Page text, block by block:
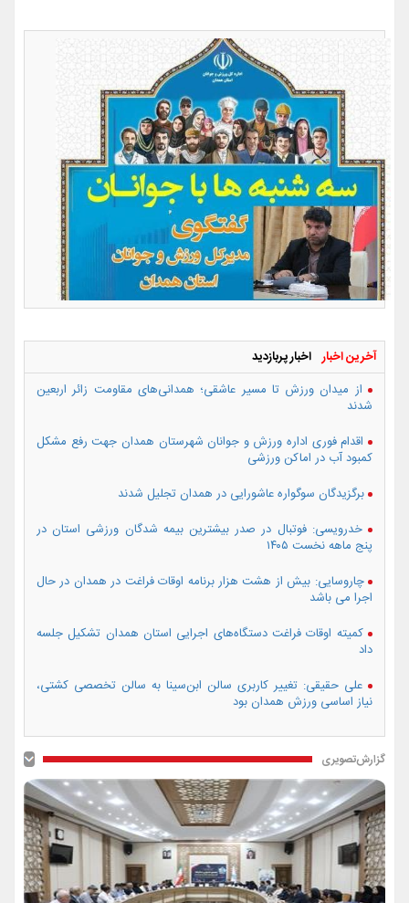
آخرین اخبار اخبار پربازدید
از میدان ورزش تا مسیر عاشقی؛ همدانی‌های مقاومت زائر اربعین
شدند
اقدام فوری اداره ورزش و جوانان شهرستان همدان جهت رفع مشکل
کمبود آب در اماکن ورزشی
برگزیدگان سوگواره عاشورایی در همدان تجلیل شدند
خدرویسی: فوتبال در صدر بیشترین بیمه شدگان ورزشی استان در
پنج ماهه نخست ۱۴۰۵
چاروسایی: بیش از هشت هزار برنامه اوقات فراغت در همدان در حال
اجرا می باشد
کمیته اوقات فراغت دستگاه‌های اجرایی استان همدان تشکیل جلسه
داد
علی حقیقی: تغییر کاربری سالن ابن‌سینا به سالن تخصصی کشتی،
نیاز اساسی ورزش همدان بود
گزارش‌تصویری